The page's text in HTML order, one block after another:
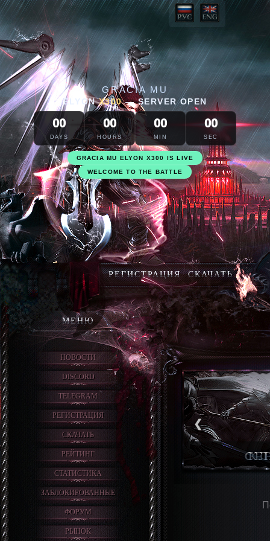
GRACIA MU
ELYONX300—SERVER OPEN
00
DAYS
00
HOURS
00
MIN
00
SEC
GRACIA MU ELYON X300 IS LIVE
WELCOME TO THE BATTLE
РЕГИСТРАЦИЯ СКАЧАТЬ
МЕНЮ
НОВОСТИ
DISCORD
TELEGRAM
РЕГИСТРАЦИЯ
СКАЧАТЬ
РЕЙТИНГ
СТАТИСТИКА
ЗАБЛОКИРОВАННЫЕ
ФОРУМ
РЫНОК
❮